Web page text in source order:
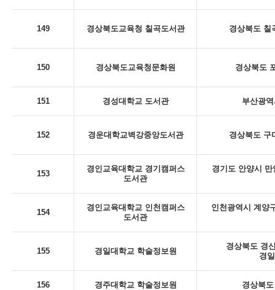
149 경상북도교육청 칠곡도서관 경상북도 칠
150 경상북도교육청문화원 경상북도
151 경성대학교 도서관 부산광
152 경운대학교벽강중앙도서관 경상북도 구
153
경인교육대학교 경기캠퍼스
도서관
경기도 안양시
154
경인교육대학교 인천캠퍼스
도서관
인천광역시 계양
155 경일대학교 학술정보원
경상북도 경
경
156 경주대학교 학술정보원 경상북